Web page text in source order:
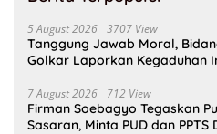
5 August 2026 3707 View
Tanggung Jawab Moral,
Golkar Laporkan Kegaduhan
7 August 2026 712 View
Firman Soebagyo Tegaskan
Sasaran, Minta PUD dan